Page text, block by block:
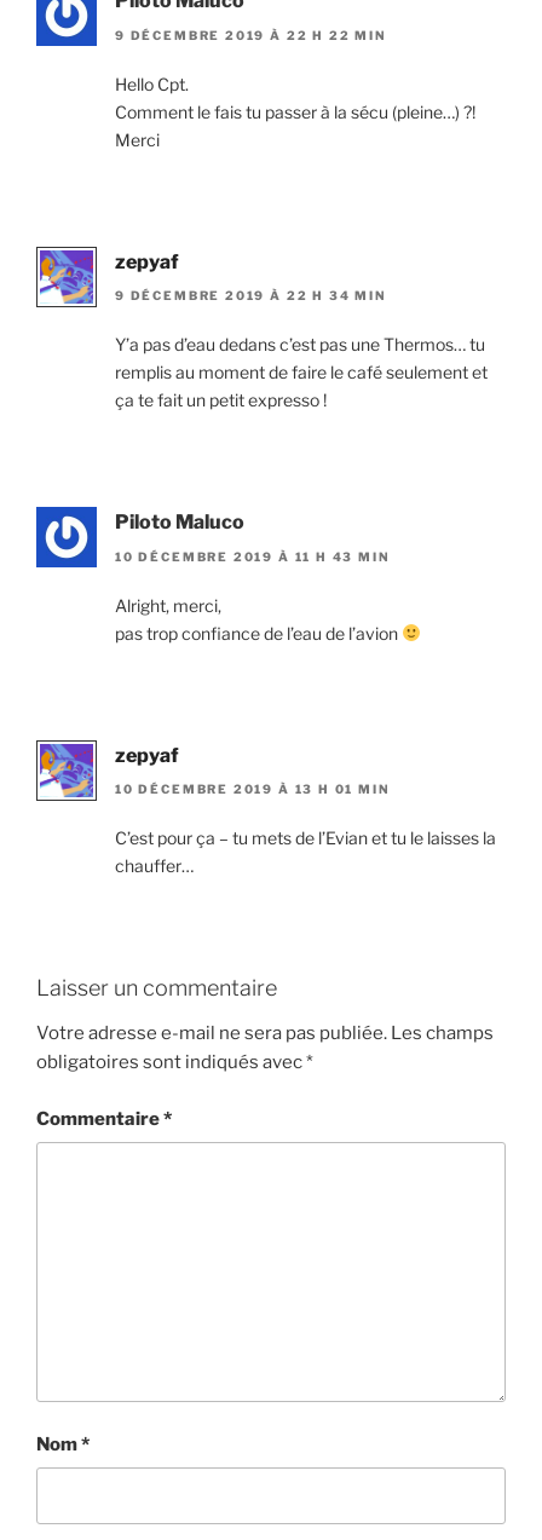
9 DÉCEMBRE 2019 À 22 H 22 MIN
Hello Cpt.
Comment le fais tu passer à la sécu (pleine…) ?!
Merci
zepyaf
9 DÉCEMBRE 2019 À 22 H 34 MIN
Y’a pas d’eau dedans c’est pas une Thermos… tu
remplis au moment de faire le café seulement et
ça te fait un petit expresso !
Piloto Maluco
10 DÉCEMBRE 2019 À 11 H 43 MIN
Alright, merci,
pas trop confiance de l’eau de l’avion
zepyaf
10 DÉCEMBRE 2019 À 13 H 01 MIN
C’est pour ça – tu mets de l’Evian et tu le laisses la
chauffer…
Laisser un commentaire
Votre adresse e-mail ne sera pas publiée. Les champs
obligatoires sont indiqués avec*
Commentaire*
Nom*